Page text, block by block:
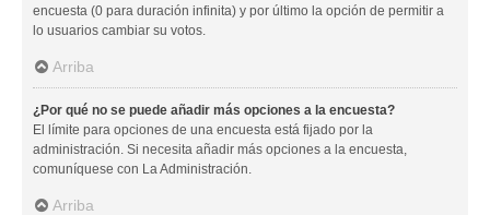
encuesta (0 para duración infinita) y por último la opción de permitir a
lo usuarios cambiar su votos.
Arriba
¿Por qué no se puede añadir más opciones a la encuesta?
El límite para opciones de una encuesta está fijado por la
administración. Si necesita añadir más opciones a la encuesta,
comuníquese con La Administración.
Arriba